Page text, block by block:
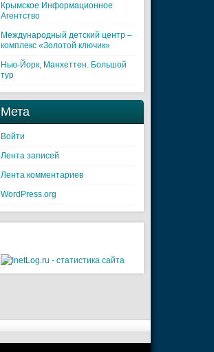
Крымское Информационное
Агентство
Международный детский центр –
комплекс «Золотой ключик»
Нью-Йорк, Манхеттен. Большой
тур
Мета
Войти
Лента записей
Лента комментариев
WordPress.org